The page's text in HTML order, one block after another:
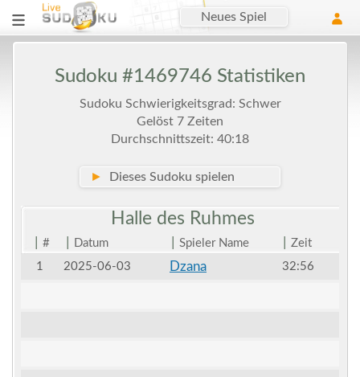
Neues Spiel
Sudoku #1469746 Statistiken
Sudoku Schwierigkeitsgrad: Schwer
Gelöst 7 Zeiten
Durchschnittszeit: 40:18
► Dieses Sudoku spielen
Halle des Ruhmes
# Datum Spieler Name
Zeit
1
2025-06-03 Dzana 32:56